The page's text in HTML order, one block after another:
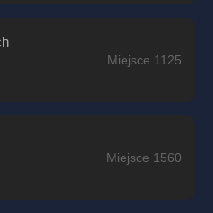
Miejsce 1125
Miejsce 1560